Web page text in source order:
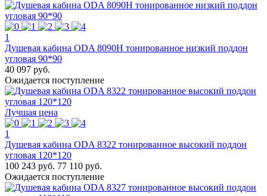
1
Душевая кабина ODA 8090H тонированное низкий поддон
угловая 90*90
40 097 руб.
Ожидается поступление
Лучшая цена
1
Душевая кабина ODA 8322 тонированное высокий поддон
угловая 120*120
100 243 руб. 77 110 руб.
Ожидается поступление